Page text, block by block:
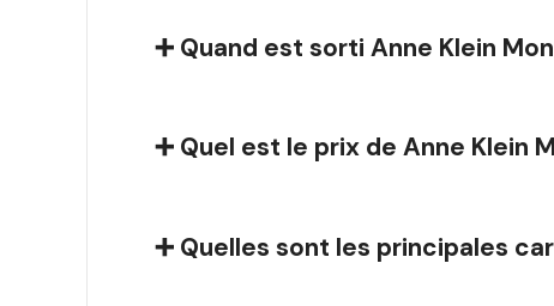
➕ Quand est sorti Anne Klein
➕ Quel est le prix de Anne
➕ Quelles sont les principales